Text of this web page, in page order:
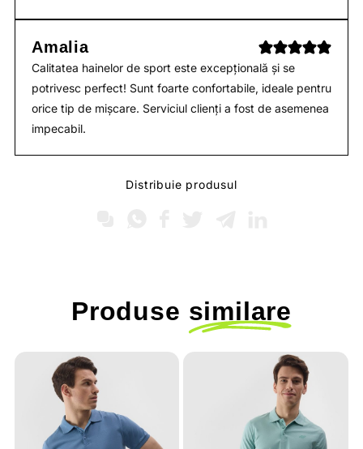
Amalia
Calitatea hainelor de sport este excepțională și se
potrivesc perfect! Sunt foarte confortabile, ideale pentru
orice tip de mișcare. Serviciul clienți a fost de asemenea
impecabil.
Distribuie produsul
Produse similare